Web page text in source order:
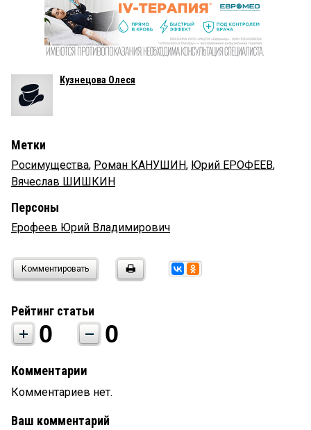
Кузнецова Олеся
Метки
Росимущества, Роман КАНУШИН, Юрий ЕРОФЕЕВ,
Вячеслав ШИШКИН
Персоны
Ерофеев Юрий Владимирович
Комментировать
Рейтинг статьи
0 0
Комментарии
Комментариев нет.
Ваш комментарий